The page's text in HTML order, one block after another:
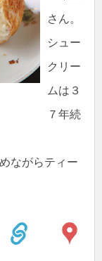
さん。
シュー
クリー
ムは３
７年続
ながらティー